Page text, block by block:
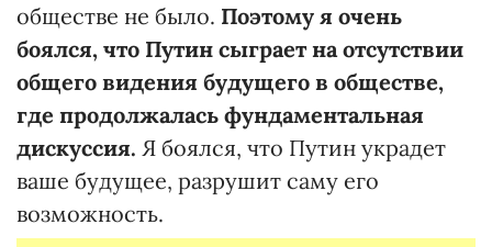
обществе не было. Поэтому я очень
боялся, что Путин сыграет на отсутствии
общего видения будущего в обществе,
где продолжалась фундаментальная
дискуссия. Я боялся, что Путин украдет
ваше будущее, разрушит саму его
возможность.